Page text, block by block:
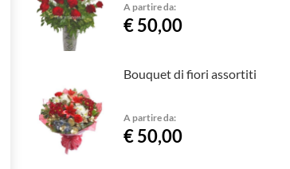
A partire da:
€ 50,00
Bouquet di fiori assortiti
A partire da:
€ 50,00